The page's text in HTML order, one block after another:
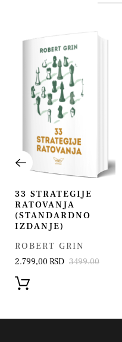
33 STRATEGIJE
RATOVANJA
(STANDARDNO
IZDANJE)
ROBERT GRIN
2.799,00 RSD 3499.00